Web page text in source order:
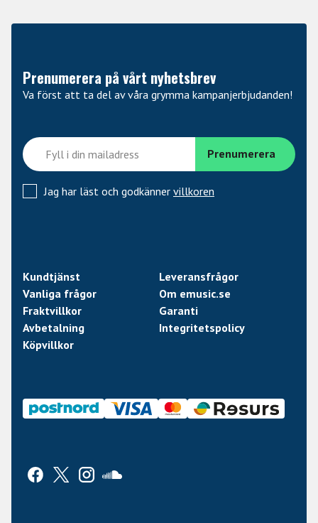
Prenumerera på vårt nyhetsbrev
Va först att ta del av våra grymma kampanjerbjudanden!
Jag har läst och godkänner villkoren
Kundtjänst
Leveransfrågor
Vanliga frågor
Om emusic.se
Fraktvillkor
Garanti
Avbetalning
Integritetspolicy
Köpvillkor